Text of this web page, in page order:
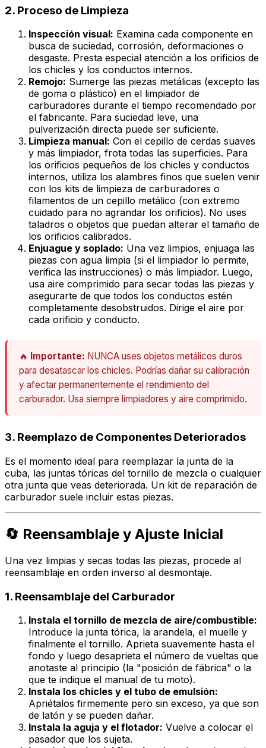
2. Proceso de Limpieza
Inspección visual: Examina cada componente en
busca de suciedad, corrosión, deformaciones o
desgaste. Presta especial atención a los orificios de
los chicles y los conductos internos.
Remojo: Sumerge las piezas metálicas (excepto las
de goma o plástico) en el limpiador de
carburadores durante el tiempo recomendado por
el fabricante. Para suciedad leve, una
pulverización directa puede ser suficiente.
Limpieza manual: Con el cepillo de cerdas suaves
y más limpiador, frota todas las superficies. Para
los orificios pequeños de los chicles y conductos
internos, utiliza los alambres finos que suelen venir
con los kits de limpieza de carburadores o
filamentos de un cepillo metálico (con extremo
cuidado para no agrandar los orificios). No uses
taladros o objetos que puedan alterar el tamaño de
los orificios calibrados.
Enjuague y soplado: Una vez limpios, enjuaga las
piezas con agua limpia (si el limpiador lo permite,
verifica las instrucciones) o más limpiador. Luego,
usa aire comprimido para secar todas las piezas y
asegurarte de que todos los conductos estén
completamente desobstruidos. Dirige el aire por
cada orificio y conducto.
🔥 Importante: NUNCA uses objetos metálicos duros
para desatascar los chicles. Podrías dañar su calibración
y afectar permanentemente el rendimiento del
carburador. Usa siempre limpiadores y aire comprimido.
3. Reemplazo de Componentes Deteriorados
Es el momento ideal para reemplazar la junta de la
cuba, las juntas tóricas del tornillo de mezcla o cualquier
otra junta que veas deteriorada. Un kit de reparación de
carburador suele incluir estas piezas.
🔄 Reensamblaje y Ajuste Inicial
Una vez limpias y secas todas las piezas, procede al
reensamblaje en orden inverso al desmontaje.
1. Reensamblaje del Carburador
Instala el tornillo de mezcla de aire/combustible:
Introduce la junta tórica, la arandela, el muelle y
finalmente el tornillo. Aprieta suavemente hasta el
fondo y luego desaprieta el número de vueltas que
anotaste al principio (la "posición de fábrica" o la
que te indique el manual de tu moto).
Instala los chicles y el tubo de emulsión:
Apriétalos firmemente pero sin exceso, ya que son
de latón y se pueden dañar.
Instala la aguja y el flotador: Vuelve a colocar el
pasador que los sujeta.